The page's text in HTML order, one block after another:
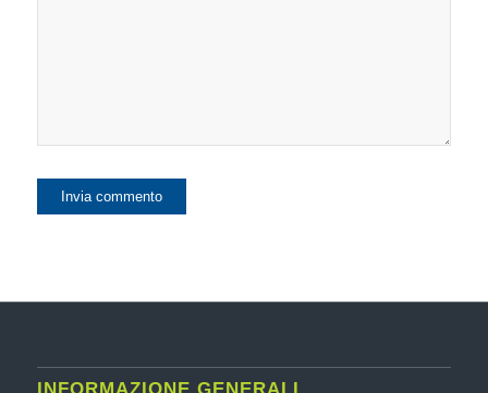
INFORMAZIONE GENERALI